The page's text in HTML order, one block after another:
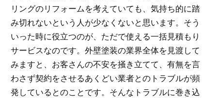
リングのリフォームを考えていても、気持ち的に踏
み切れないという人が少なくないと思います。そう
いった時に役立つのが、ただで使える一括見積もり
サービスなのです。外壁塗装の業界全体を見渡して
みますと、お客さんの不安を掻き立てて、有無を言
わさず契約をさせるあくどい業者とのトラブルが頻
発しているとのことです。そんなトラブルに巻き込